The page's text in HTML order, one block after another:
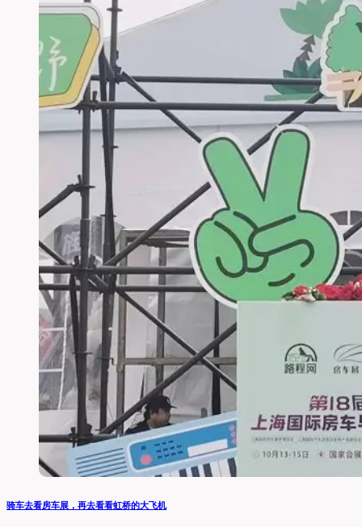
骑车去看房车展，再去看看虹桥的大飞机